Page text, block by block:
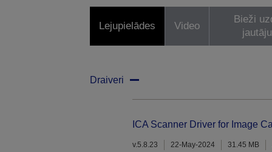
Lejupielādes Video
Bieži
Draiveri
ICA Scanner Driver for Image
v.5.8.23 22-May-2024 31.45 MB